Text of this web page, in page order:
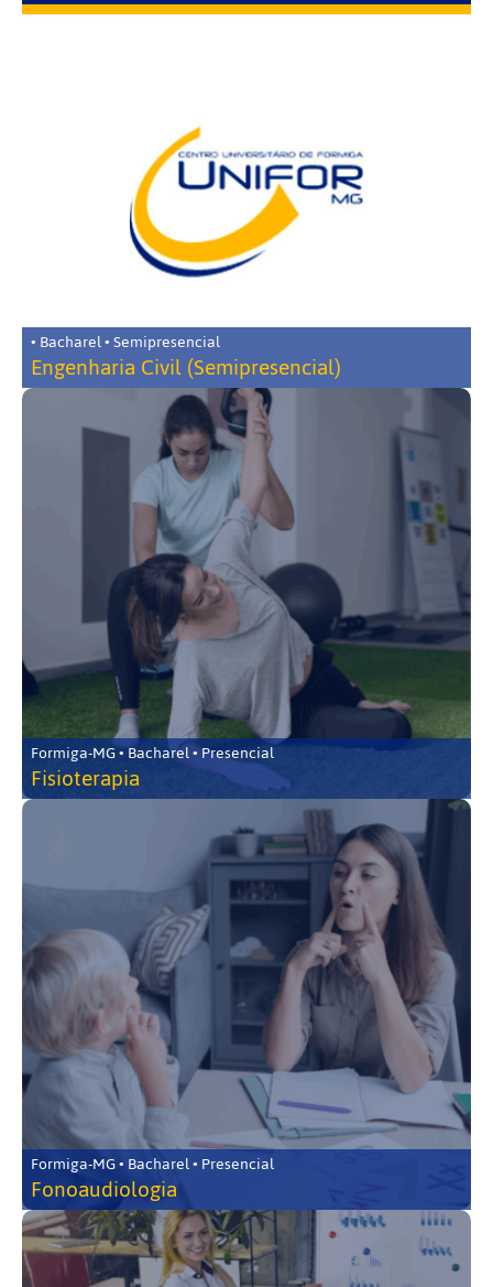
• Bacharel • Semipresencial
Engenharia Civil (Semipresencial)
Formiga-MG • Bacharel • Presencial
Fisioterapia
Formiga-MG • Bacharel • Presencial
Fonoaudiologia